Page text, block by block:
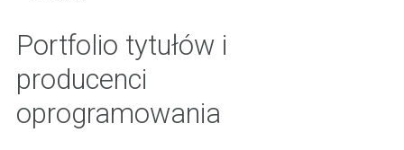
Portfolio tytułów i
producenci
oprogramowania